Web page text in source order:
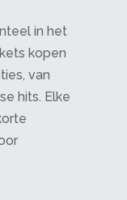
in het
kopen
van
hits. Elke